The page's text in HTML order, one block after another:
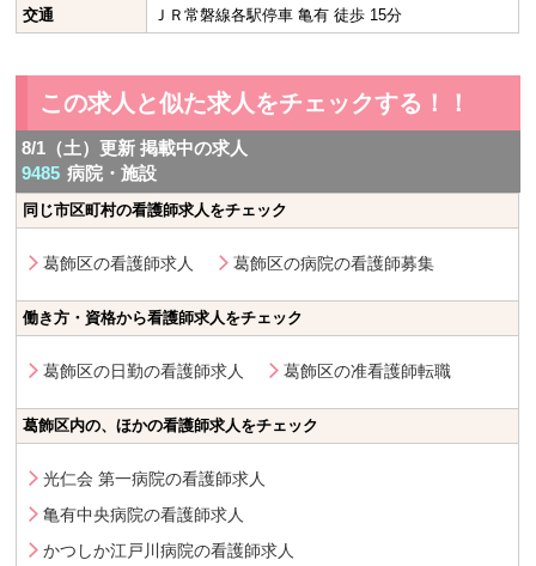
交通 ＪＲ常磐線各駅停車 亀有 徒歩 15分
この求人と似た求人をチェックする！！
8/1（土）更新 掲載中の求人
9485 病院・施設
同じ市区町村の看護師求人をチェック
葛飾区の看護師求人 葛飾区の病院の看護師募集
働き方・資格から看護師求人をチェック
葛飾区の日勤の看護師求人 葛飾区の准看護師転職
葛飾区内の、ほかの看護師求人をチェック
光仁会 第一病院の看護師求人
亀有中央病院の看護師求人
かつしか江戸川病院の看護師求人